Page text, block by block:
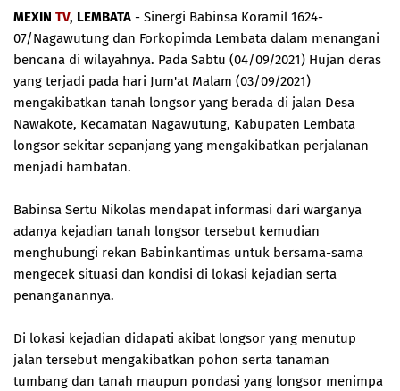
MEXIN TV, LEMBATA - Sinergi Babinsa Koramil 1624-
07/Nagawutung dan Forkopimda Lembata dalam menangani
bencana di wilayahnya. Pada Sabtu (04/09/2021) Hujan deras
yang terjadi pada hari Jum'at Malam (03/09/2021)
mengakibatkan tanah longsor yang berada di jalan Desa
Nawakote, Kecamatan Nagawutung, Kabupaten Lembata
longsor sekitar sepanjang yang mengakibatkan perjalanan
menjadi hambatan.
Babinsa Sertu Nikolas mendapat informasi dari warganya
adanya kejadian tanah longsor tersebut kemudian
menghubungi rekan Babinkantimas untuk bersama-sama
mengecek situasi dan kondisi di lokasi kejadian serta
penanganannya.
Di lokasi kejadian didapati akibat longsor yang menutup
jalan tersebut mengakibatkan pohon serta tanaman
tumbang dan tanah maupun pondasi yang longsor menimpa